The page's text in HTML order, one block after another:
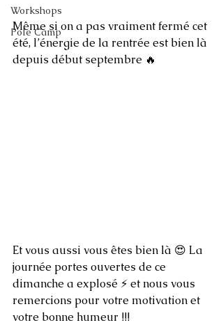
Workshops
Pole Camp
Même si on a pas vraiment fermé cet
été, l’énergie de la rentrée est bien là
depuis début septembre 🔥
Et vous aussi vous êtes bien là 😍 La
journée portes ouvertes de ce
dimanche a explosé ⚡️ et nous vous
remercions pour votre motivation et
votre bonne humeur !!!